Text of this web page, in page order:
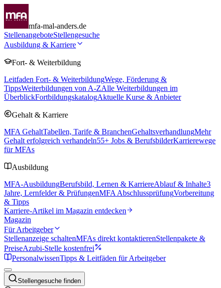
mfa-mal-anders.de
StellenangeboteStellengesuche
Ausbildung & Karriere
Fort- & Weiterbildung
Leitfaden Fort- & WeiterbildungWege, Förderung &
TippsWeiterbildungen von A-ZAlle Weiterbildungen im
ÜberblickFortbildungskatalogAktuelle Kurse & Anbieter
Gehalt & Karriere
MFA GehaltTabellen, Tarife & BranchenGehaltsverhandlungMehr
Gehalt erfolgreich verhandeln55+ Jobs & BerufsbilderKarrierewege
für MFAs
Ausbildung
MFA-AusbildungBerufsbild, Lernen & KarriereAblauf & Inhalte3
Jahre, Lernfelder & PrüfungenMFA AbschlussprüfungVorbereitung
& Tipps
Karriere-Artikel im Magazin entdecken
Magazin
Für Arbeitgeber
Stellenanzeige schaltenMFAs direkt kontaktierenStellenpakete &
PreiseAzubi-Stelle kostenfrei
PersonalwissenTipps & Leitfäden für Arbeitgeber
Stellengesuche finden